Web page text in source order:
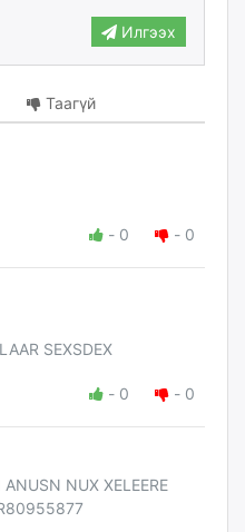
Илгээх
Таагүй
- 0 - 0
SEXSDEX
- 0 - 0
NUX XELEERE